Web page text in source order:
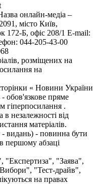
онлайн-медіа –
місто Київ,
Б, офіс 208/1 E-mail:
044-205-43-00
розміщених на
на
« Новини України
- обов'язкове пряме
гіперпосилання .
незалежності від
матеріалів.
- видань) - повинна бути
першому абзаці
"Експертиза", "Заява",
"Тест-драйв",
на правах